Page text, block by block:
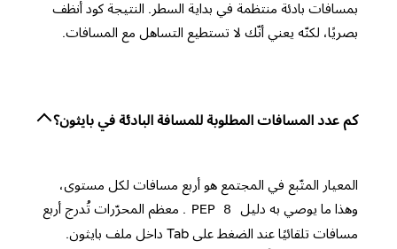
بمسافات بادئة منتظمة في بداية السطر. النتيجة كود أنظف
بصريًا، لكنّه يعني أنّك لا تستطيع التساهل مع المسافات.
كم عدد المسافات المطلوبة للمسافة البادئة في بايثون؟
المعيار المتّبع في المجتمع هو أربع مسافات لكل مستوى،
وهذا ما يوصي به دليل
PEP 8 . معظم المحرّرات تُدرج أربع
مسافات تلقائيًا عند الضغط على Tab داخل ملف بايثون.